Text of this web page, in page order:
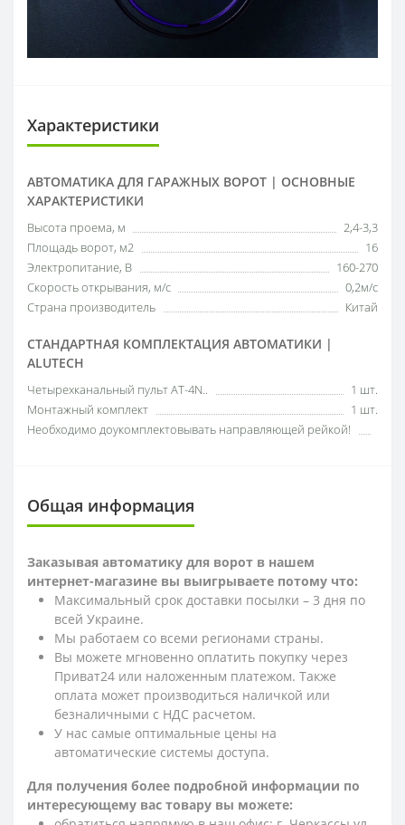
Характеристики
АВТОМАТИКА ДЛЯ ГАРАЖНЫХ ВОРОТ | ОСНОВНЫЕ
ХАРАКТЕРИСТИКИ
Высота проема, м
2,4-3,3
Площадь ворот, м2
16
Электропитание, В
160-270
Скорость открывания, м/с
0,2м/с
Страна производитель
Китай
СТАНДАРТНАЯ КОМПЛЕКТАЦИЯ АВТОМАТИКИ |
ALUTECH
Четырехканальный пульт AT-4N..
1 шт.
Монтажный комплект
1 шт.
Необходимо доукомплектовывать направляющей рейкой!
Общая информация
Заказывая автоматику для ворот в нашем
интернет-магазине вы выигрываете потому что:
Максимальный срок доставки посылки – 3 дня по
всей Украине.
Мы работаем со всеми регионами страны.
Вы можете мгновенно оплатить покупку через
Приват24 или наложенным платежом. Также
оплата может производиться наличкой или
безналичными с НДС расчетом.
У нас самые оптимальные цены на
автоматические системы доступа.
Для получения более подробной информации по
интересующему вас товару вы можете: